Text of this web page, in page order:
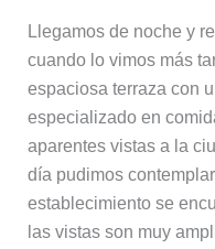
Llegamos de noche y
cuando lo vimos más
espaciosa terraza con
especializado en
aparentes vistas a la
día pudimos
establecimiento se
las vistas son muy